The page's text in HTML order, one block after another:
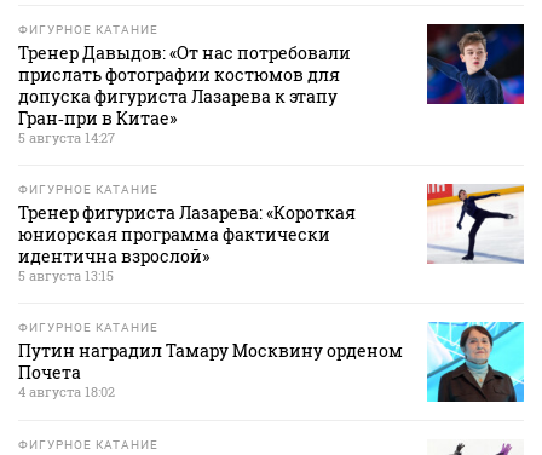
ФИГУРНОЕ КАТАНИЕ
Тренер Давыдов: «От нас потребовали
прислать фотографии костюмов для
допуска фигуриста Лазарева к этапу
Гран‑при в Китае»
5 августа 14:27
ФИГУРНОЕ КАТАНИЕ
Тренер фигуриста Лазарева: «Короткая
юниорская программа фактически
идентична взрослой»
5 августа 13:15
ФИГУРНОЕ КАТАНИЕ
Путин наградил Тамару Москвину орденом
Почета
4 августа 18:02
ФИГУРНОЕ КАТАНИЕ